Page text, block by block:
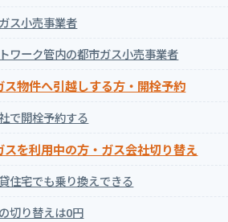
ス小売事業者
ワーク管内の都市ガス小売事業者
ス物件へ引越しする方・開栓予約
で開栓予約する
スを利用中の方・ガス会社切り替え
住宅でも乗り換えできる
切り替えは0円